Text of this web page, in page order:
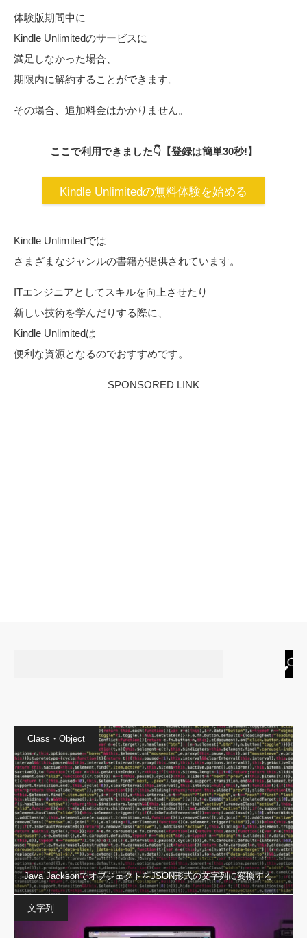
体験版期間中に
Kindle Unlimitedのサービスに
満足しなかった場合、
期限内に解約することができます。
その場合、追加料金はかかりません。
ここで利用できました👇【登録は簡単30秒!】
Kindle Unlimitedの無料体験を始める
Kindle Unlimitedでは
さまざまなジャンルの書籍が提供されています。
ITエンジニアとしてスキルを向上させたり
新しい技術を学んだりする際に、
Kindle Unlimitedは
便利な資源となるのでおすすめです。
SPONSORED LINK
Class・Object
Java JacksonでオブジェクトをJSON形式の文字列に変換する
文字列